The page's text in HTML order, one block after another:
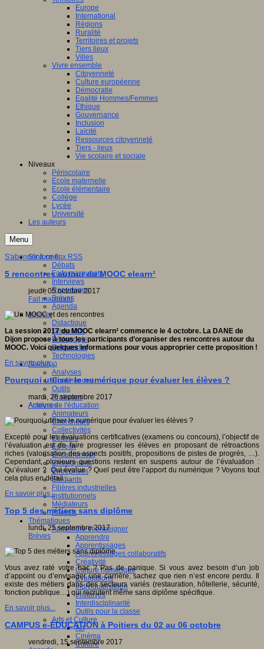
Europe
International
Régions
Ruralité
Territoires et projets
Tiers lieux
Villes
Vivre ensemble
Citoyenneté
Culture européenne
Démocratie
Egalité Hommes/Femmes
Ethique
Gouvernance
Inclusion
Laïcité
Ressources citoyenneté
Tiers - lieux
Vie scolaire et sociale
Niveaux
Périscolaire
Ecole maternelle
Ecole élémentaire
Collège
Lycée
Université
Les auteurs
Menu
S'informer
Débats
Faits marquants
Interviews
Reportages
Brèves
Agenda
Innover
Didactique
Dispositifs
Pédagogie
Recherche
Technologies
Savoir(s)
Analyses
Conférences
Outils
Pratiques
Acteurs de l'éducation
Animateurs
Chercheurs
Collectivités
Editeurs
EdTech
Encadrement
Enseignants
Entreprises
Etudiants
Filières industrielles
Institutionnels
Médiateurs
Parents
Thématiques
Apprendre et enseigner
Apprendre
Apprentissages
Apprentissages collaboratifs
Créativité
Culture numérique
Evaluations
Individualisation
Initiatives
Interdisciplinarité
Outils pour la classe
Arts et Culture
Art
Cinéma
Culture
S'abonner à ce flux RSS
5 rencontres autour du MOOC elearn²
jeudi, 05 octobre 2017
Fait marquant
La session 2017 du MOOC elearn² commence le 4 octobre. La DANE de
Dijon propose à tous les participants d’organiser des rencontres autour du
MOOC. Voici quelques informations pour vous approprier cette proposition !
En savoir plus...
Pourquoi utiliser le numérique pour évaluer les élèves ?
mardi, 26 septembre 2017
Analyses
Excepté pour les évaluations certificatives (examens ou concours), l’objectif de
l’évaluation est de faire progresser les élèves en proposant de rétroactions
riches (valorisation des aspects positifs, propositions de pistes de progrès, …).
Cependant, plusieurs questions restent en suspens autour de l’évaluation :
Qu’évaluer ? Qui évalue ? Quel peut être l’apport du numérique ? Voyons tout
cela plus en détail …
En savoir plus...
Top 5 des métiers sans diplôme
lundi, 25 septembre 2017
Brèves
Vous avez raté votre bac ? Pas de panique. Si vous avez besoin d’un job
d’appoint ou d’envisager une carrière, sachez que rien n’est encore perdu. Il
existe des métiers dans des secteurs variés (restauration, hôtellerie, sécurité,
fonction publique…) qui recrutent même sans diplôme spécifique.
En savoir plus...
CAMPUS e-ÉDUCATION à Poitiers du 02 au 06 octobre
vendredi, 15 septembre 2017